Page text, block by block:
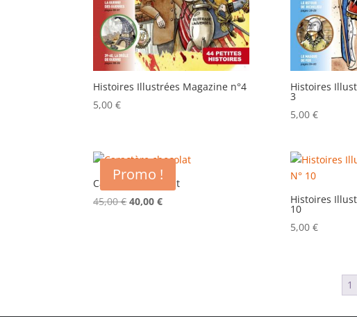
Histoires Illustrées Magazine n°4
5,00€
Histoires
3
5,00 €
Promo !
Caractère chocolat
45,00€Le
40,00€Le
Histoires
10
5,00 €
1